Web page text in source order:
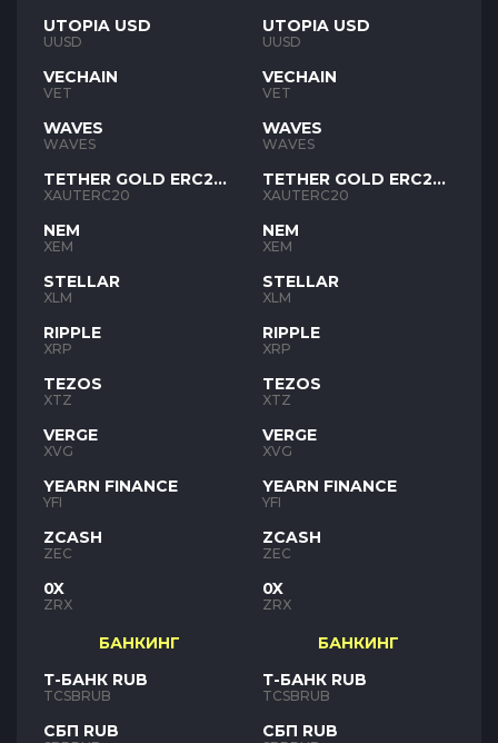
UTOPIA USD
UUSD
VECHAIN
VET
WAVES
WAVES
TETHER GOLD ERC20
XAUT
XAUTERC20
NEM
XEM
STELLAR
XLM
RIPPLE
XRP
TEZOS
XTZ
VERGE
XVG
YEARN FINANCE
YFI
ZCASH
ZEC
0X
ZRX
БАНКИНГ
Т-БАНК RUB
TCSBRUB
СБП RUB
UTOPIA USD
UUSD
VECHAIN
VET
WAVES
WAVES
TETHER GOLD ERC20
XAUT
XAUTERC20
NEM
XEM
STELLAR
XLM
RIPPLE
XRP
TEZOS
XTZ
VERGE
XVG
YEARN FINANCE
YFI
ZCASH
ZEC
0X
ZRX
БАНКИНГ
Т-БАНК RUB
TCSBRUB
СБП RUB